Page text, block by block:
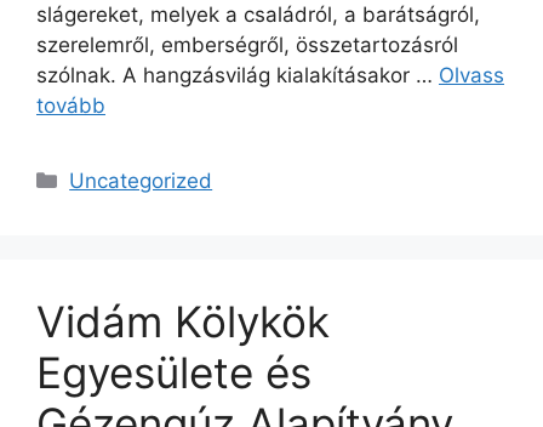
slágereket, melyek a családról, a barátságról,
szerelemről, emberségről, összetartozásról
szólnak. A hangzásvilág kialakításakor … Olvass
tovább
Uncategorized
Vidám Kölykök
Egyesülete és